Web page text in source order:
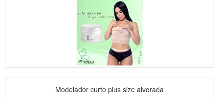
Modelador curto plus size alvorada